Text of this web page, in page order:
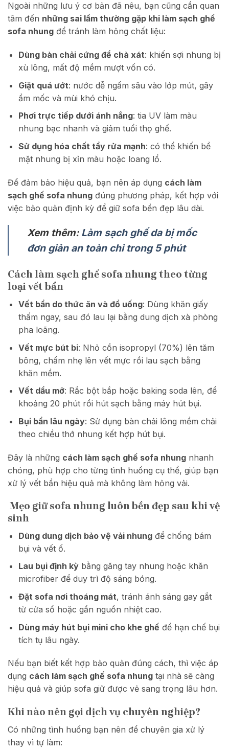
Ngoài những lưu ý cơ bản đã nêu, bạn cũng cần quan
tâm đến những sai lầm thường gặp khi làm sạch ghế
sofa nhung để tránh làm hỏng chất liệu:
Dùng bàn chải cứng để chà xát: khiến sợi nhung bị
xù lông, mất độ mềm mượt vốn có.
Giặt quá ướt: nước dễ ngấm sâu vào lớp mút, gây
ẩm mốc và mùi khó chịu.
Phơi trực tiếp dưới ánh nắng: tia UV làm màu
nhung bạc nhanh và giảm tuổi thọ ghế.
Sử dụng hóa chất tẩy rửa mạnh: có thể khiến bề
mặt nhung bị xỉn màu hoặc loang lổ.
Để đảm bảo hiệu quả, bạn nên áp dụng cách làm
sạch ghế sofa nhung đúng phương pháp, kết hợp với
việc bảo quản định kỳ để giữ sofa bền đẹp lâu dài.
Xem thêm: Làm sạch ghế da bị mốc
đơn giản an toàn chỉ trong 5 phút
Cách làm sạch ghế sofa nhung theo từng
loại vết bẩn
Vết bẩn do thức ăn và đồ uống: Dùng khăn giấy
thấm ngay, sau đó lau lại bằng dung dịch xà phòng
pha loãng.
Vết mực bút bi: Nhỏ cồn isopropyl (70%) lên tăm
bông, chấm nhẹ lên vết mực rồi lau sạch bằng
khăn mềm.
Vết dầu mỡ: Rắc bột bắp hoặc baking soda lên, để
khoảng 20 phút rồi hút sạch bằng máy hút bụi.
Bụi bẩn lâu ngày: Sử dụng bàn chải lông mềm chải
theo chiều thớ nhung kết hợp hút bụi.
Đây là những cách làm sạch ghế sofa nhung nhanh
chóng, phù hợp cho từng tình huống cụ thể, giúp bạn
xử lý vết bẩn hiệu quả mà không làm hỏng vải.
Mẹo giữ sofa nhung luôn bền đẹp sau khi vệ
sinh
Dùng dung dịch bảo vệ vải nhungđể chống bám
bụi và vết ố.
Lau bụi định kỳbằng găng tay nhung hoặc khăn
microfiber để duy trì độ sáng bóng.
Đặt sofa nơi thoáng mát, tránh ánh sáng gay gắt
từ cửa sổ hoặc gần nguồn nhiệt cao.
Dùng máy hút bụi mini cho khe ghế để hạn chế bụi
tích tụ lâu ngày.
Nếu bạn biết kết hợp bảo quản đúng cách, thì việc áp
dụng cách làm sạch ghế sofa nhung tại nhà sẽ càng
hiệu quả và giúp sofa giữ được vẻ sang trọng lâu hơn.
Khi nào nên gọi dịch vụ chuyên nghiệp?
Có những tình huống bạn nên để chuyên gia xử lý
thay vì tự làm: